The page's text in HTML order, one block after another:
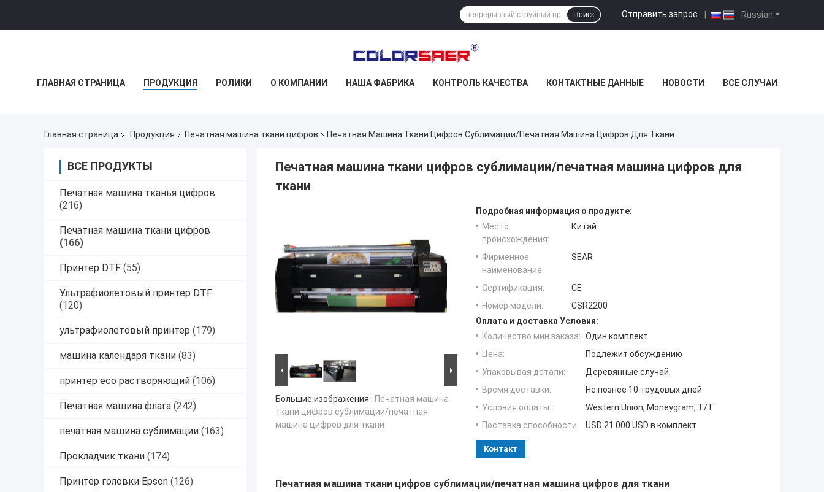
Russian
Отправить запрос |
Поиск
ГЛАВНАЯ СТРАНИЦА ПРОДУКЦИЯ РОЛИКИ О КОМПАНИИ НАША ФАБРИКА КОНТРОЛЬ КАЧЕСТВА КОНТАКТНЫЕ ДАННЫЕ НОВОСТИ ВСЕ СЛУЧАИ
Главная страница Продукция Печатная машина ткани цифров Печатная Машина Ткани Цифров Сублимации/печатная Машина Цифров Для Ткани
ВСЕ ПРОДУКТЫ
Печатная машина тканья цифров
(216)
Печатная машина ткани цифров
(166)
Принтер DTF (55)
Ультрафиолетовый принтер DTF
(120)
ультрафиолетовый принтер (179)
машина календаря ткани (83)
принтер eco растворяющий (106)
Печатная машина флага (242)
печатная машина сублимации (163)
Прокладчик ткани (174)
Принтер головки Epson (126)
Печатная машина ткани цифров сублимации/печатная машина цифров для
ткани
Большие изображения : Печатная машина
ткани цифров сублимации/печатная
машина цифров для ткани
Подробная информация о продукте:
Место
происхождения:
Китай
Фирменное
наименование:
SEAR
Сертификация:
CE
Номер модели:
CSR2200
Оплата и доставка Условия:
Количество мин заказа: Один комплект
Цена:
Подлежит обсуждению
Упаковывая детали:
Деревянные случай
Время доставки:
Не познее 10 трудовых дней
Условия оплаты:
Western Union, Moneygram, T/T
Поставка способности:
USD 21.000 USD в комплект
Контакт
Печатная машина ткани цифров сублимации/печатная машина цифров для ткани